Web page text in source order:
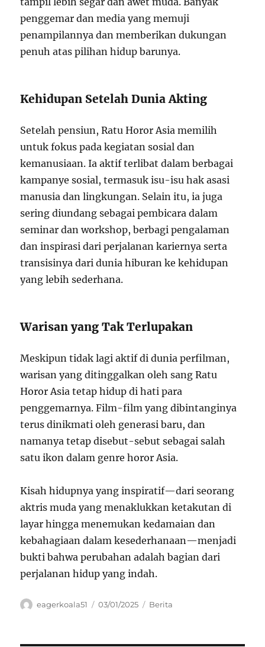
penggemar dan media yang memuji
penampilannya dan memberikan dukungan
penuh atas pilihan hidup barunya.
Kehidupan Setelah Dunia Akting
Setelah pensiun, Ratu Horor Asia memilih
untuk fokus pada kegiatan sosial dan
kemanusiaan. Ia aktif terlibat dalam berbagai
kampanye sosial, termasuk isu-isu hak asasi
manusia dan lingkungan. Selain itu, ia juga
sering diundang sebagai pembicara dalam
seminar dan workshop, berbagi pengalaman
dan inspirasi dari perjalanan kariernya serta
transisinya dari dunia hiburan ke kehidupan
yang lebih sederhana.
Warisan yang Tak Terlupakan
Meskipun tidak lagi aktif di dunia perfilman,
warisan yang ditinggalkan oleh sang Ratu
Horor Asia tetap hidup di hati para
penggemarnya. Film-film yang dibintanginya
terus dinikmati oleh generasi baru, dan
namanya tetap disebut-sebut sebagai salah
satu ikon dalam genre horor Asia.
Kisah hidupnya yang inspiratif—dari seorang
aktris muda yang menaklukkan ketakutan di
layar hingga menemukan kedamaian dan
kebahagiaan dalam kesederhanaan—menjadi
bukti bahwa perubahan adalah bagian dari
perjalanan hidup yang indah.
Author
eagerkoala51
Posted
03/01/2025 Categories
Berita